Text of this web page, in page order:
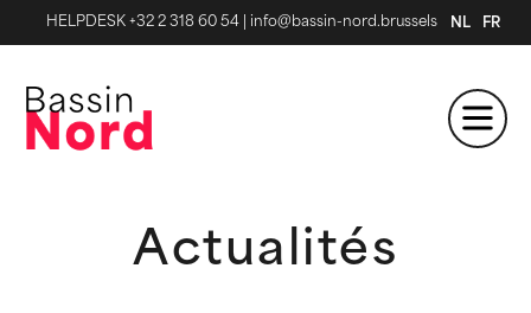
HELPDESK +32 2 318 60 54 info@bassin-nord.brussels NL FR
Actualités